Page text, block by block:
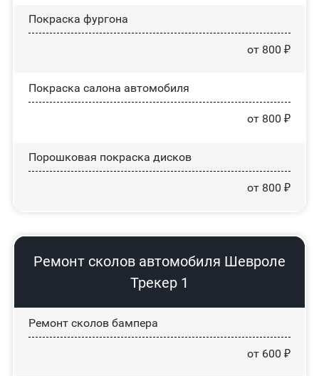
Покраска фургона
от 800 ₽
Покраска салона автомобиля
от 800 ₽
Порошковая покраска дисков
от 800 ₽
Ремонт сколов автомобиля Шевроле
Трекер 1
Ремонт сколов бампера
от 600 ₽